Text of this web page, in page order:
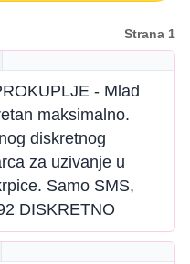
Strana 1
- Mlad
maksimalno.
diskretnog
za uzivanje u
Samo SMS,
DISKRETNO